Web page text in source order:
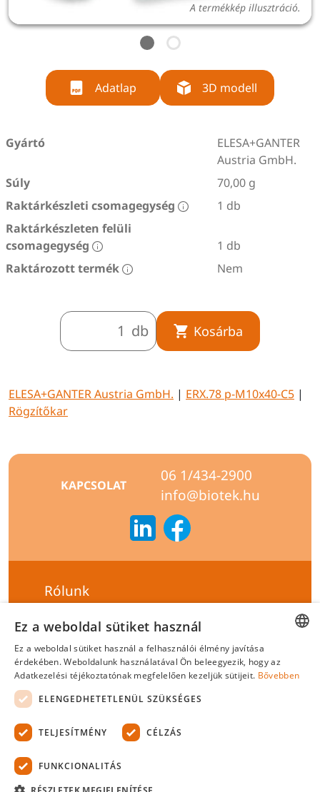
A termékkép illusztráció.
Adatlap 3D modell
Gyártó
ELESA+GANTER
Austria GmbH.
Súly
70,00 g
Raktárkészleti csomagegység
1 db
Raktárkészleten felüli
csomagegység
1 db
Raktározott termék
Nem
db Kosárba
ELESA+GANTER Austria GmbH. | ERX.78 p-M10x40-C5 |
Rögzítőkar
KAPCSOLAT
06 1/434-2900
info@biotek.hu
Rólunk
Hírlevél feliratkozás
Általános szerződési feltételek
Adatvédelmi tájékoztató
Felelősségvállalási nyilatkozat
Tanúsítványok
2026 Minden jog fenntartva.
ENGLISH
Ez a weboldal sütiket használ
Ez a weboldal sütiket használ a felhasználói élmény javítása
érdekében. Weboldalunk használatával Ön beleegyezik, hogy az
Adatkezelési téjékoztatónak megfelelően kezeljük sütijeit. Bővebben
ELENGEDHETETLENÜL SZÜKSÉGES
TELJESÍTMÉNY CÉLZÁS
FUNKCIONALITÁS